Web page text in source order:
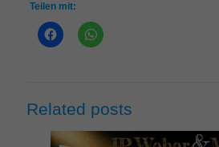
Teilen mit:
Related posts